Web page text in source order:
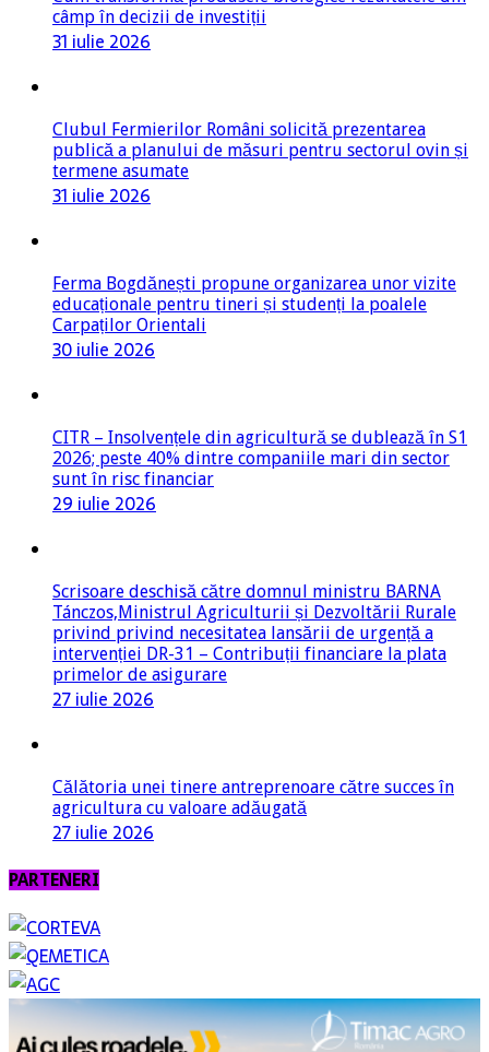
Clubul Fermierilor Români solicită prezentarea
Ferma Bogdănești propune organizarea unor vizite
CITR – Insolvențele din agricultură se dublează în S1
Scrisoare deschisă către domnul ministru BARNA
primelor de asigurare
27 iulie 2026
Călătoria unei tinere antreprenoare către succes în
PARTENERI